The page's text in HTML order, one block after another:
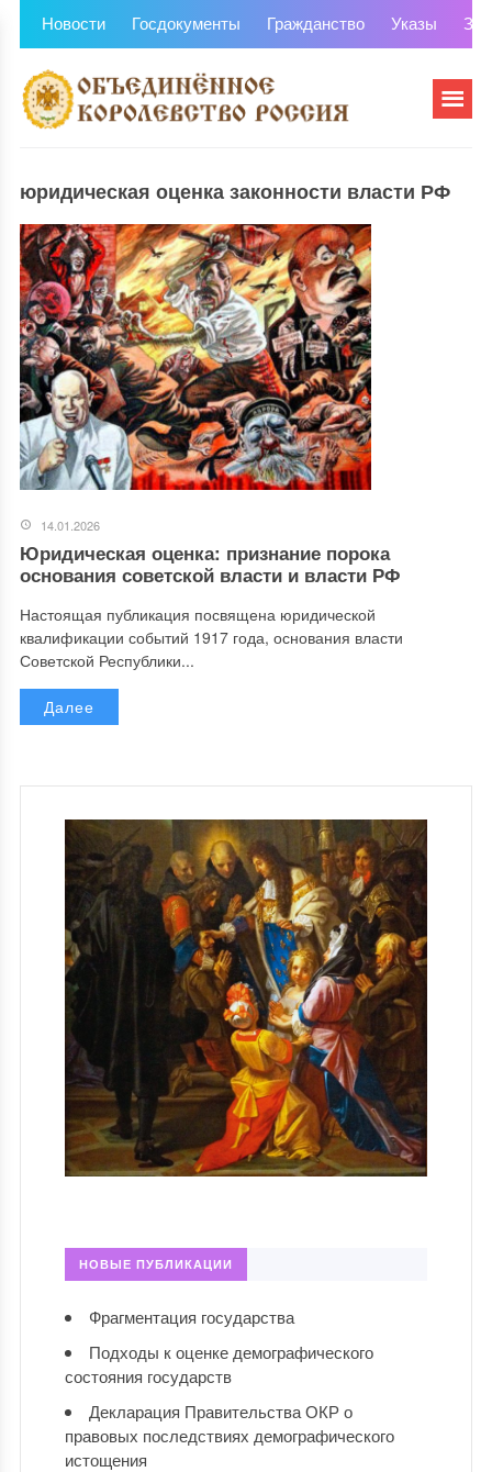
Новости Госдокументы Гражданство Указы
юридическая оценка законности власти РФ
14.01.2026
Юридическая оценка: признание порока
основания советской власти и власти РФ
Настоящая публикация посвящена юридической
квалификации событий 1917 года, основания власти
Советской Республики...
Далее
НОВЫЕ ПУБЛИКАЦИИ
Фрагментация государства
Подходы к оценке демографического
состояния государств
Декларация Правительства ОКР о
правовых последствиях демографического
истощения